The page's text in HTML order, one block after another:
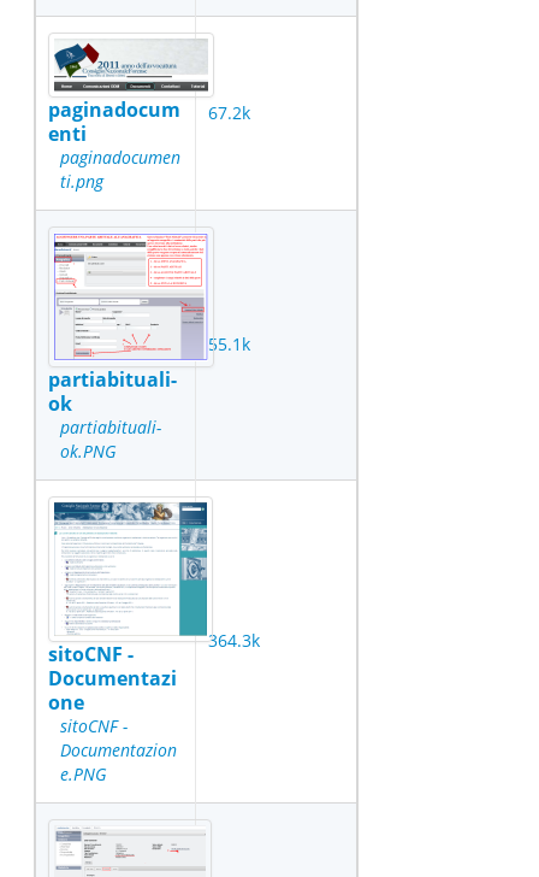
paginadocum
enti
paginadocumen
ti.png
67.2k
partiabituali-
ok
partiabituali-
ok.PNG
55.1k
sitoCNF -
Documentazi
one
sitoCNF -
Documentazion
e.PNG
364.3k